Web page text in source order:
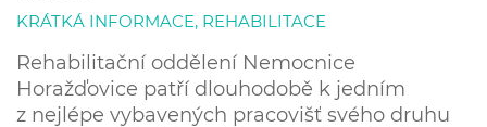
KRÁTKÁ INFORMACE, REHABILITACE
Rehabilitační oddělení Nemocnice
Horažďovice patří dlouhodobě k jedním
z nejlépe vybavených pracovišť svého druhu